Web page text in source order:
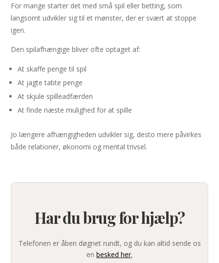
For mange starter det med små spil eller betting, som
langsomt udvikler sig til et mønster, der er svært at stoppe
igen.
Den spilafhængige bliver ofte optaget af:
At skaffe penge til spil
At jagte tabte penge
At skjule spilleadfærden
At finde næste mulighed for at spille
Jo længere afhængigheden udvikler sig, desto mere påvirkes
både relationer, økonomi og mental trivsel.
Har du brug for hjælp?
Telefonen er åben døgnet rundt, og du kan altid sende os
en besked her.